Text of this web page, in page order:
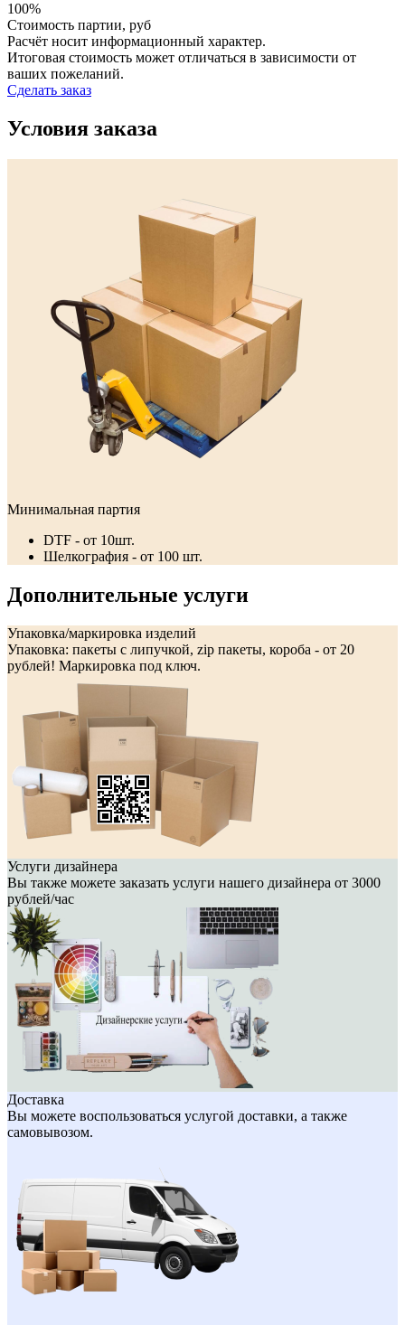
100%
Стоимость партии, руб
Расчёт носит информационный характер.
Итоговая стоимость может отличаться в зависимости от
ваших пожеланий.
Сделать заказ
Условия заказа
Минимальная партия
DTF - от 10шт.
Шелкография - от 100 шт.
Дополнительные услуги
Упаковка/маркировка изделий
Упаковка: пакеты с липучкой, zip пакеты, короба - от 20
рублей! Маркировка под ключ.
Услуги дизайнера
Вы также можете заказать услуги нашего дизайнера от 3000
рублей/час
Доставка
Вы можете воспользоваться услугой доставки, а также
самовывозом.